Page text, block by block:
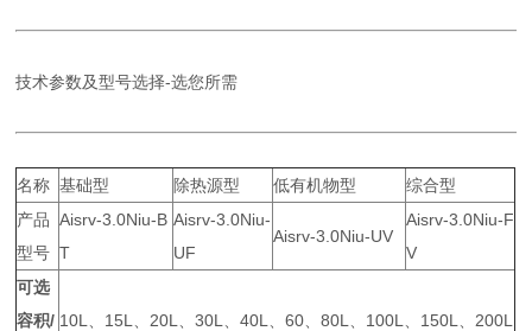
技术参数及型号选择-选您所需
名称 基础型 除热源型 低有机物型
综合型
产品
型号
Aisrv-3.0Niu-B
T
Aisrv-3.0Niu-
UF
Aisrv-3.0Niu-UV
Aisrv-3.0Niu-F
V
可选
容积/ 10L、15L、20L、30L、40L、60、80L、100L、150L、200L